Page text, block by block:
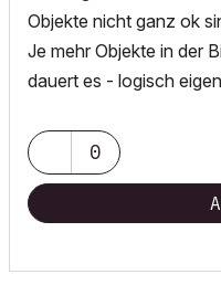
Objekte nicht ganz ok
Je mehr Objekte in der
dauert es - logisch
0